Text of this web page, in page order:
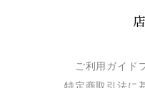
ご利用ガイド